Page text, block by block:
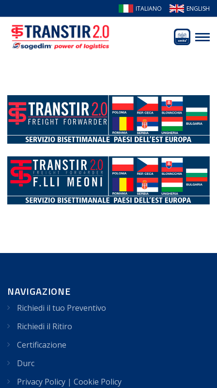
ITALIANO ENGLISH
NAVIGAZIONE
Richiedi il tuo Preventivo
Richiedi il Ritiro
Certificazione
Durc
Privacy Policy | Cookie Policy